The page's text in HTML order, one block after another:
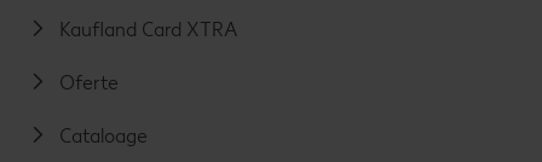
Kaufland Card XTRA
Oferte
Cataloage